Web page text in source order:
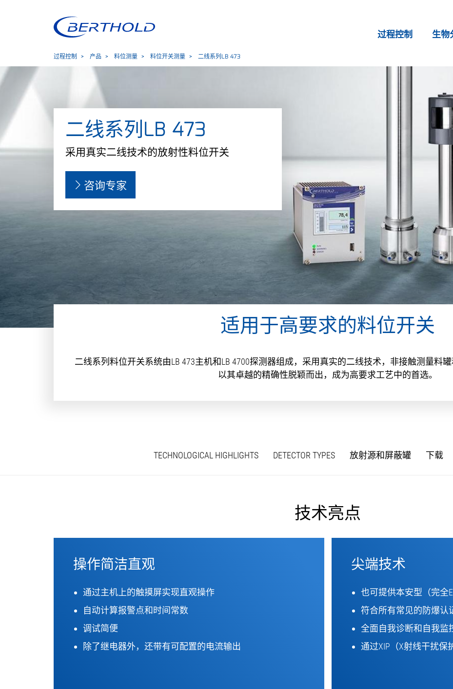
过程控制 生物
过程控制 产品 料位测量 料位开关测量 二线系列LB 473
二线系列LB 473
采用真实二线技术的放射性料位开关
咨询专家
适用于高要求的料位开关
二线系列料位开关系统由LB 473主机和LB 4700探测器组成，采用真实的二线技术，非接触测量料
以其卓越的精确性脱颖而出，成为高要求工艺中的首选。
TECHNOLOGICAL HIGHLIGHTS DETECTOR TYPES 放射源和屏蔽罐 下载
技术亮点
操作简洁直观
通过主机上的触摸屏实现直观操作
自动计算报警点和时间常数
调试简便
除了继电器外，还带有可配置的电流输出
尖端技术
也可提供本安型（完全
符合所有常见的防爆认
全面自我诊断和自我监
通过XIP（X射线干扰保